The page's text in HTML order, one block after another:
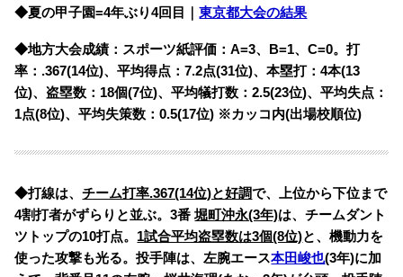
◆夏の甲子園=4年ぶり4回目｜東京都大会の結果
◆地方大会成績：スポーツ紙評価：A=3、B=1、C=0。打
率：.367(14位)、平均得点：7.2点(31位)、本塁打：4本(13
位)、盗塁数：18個(7位)、平均犠打数：2.5(23位)、平均失点：
1点(8位)、平均失策数：0.5(17位) ※カッコ内(出場校順位)
◆打線は、チーム打率.367(14位)と好調で、上位から下位まで
4割打者がずらりと並ぶ。3番堀町沖永(3年)は、チームダント
ツトップの10打点。 1試合平均盗塁数は3個(8位)と、機動力を
使った攻撃も光る。投手陣は、左腕エース本田峻也(3年)に加